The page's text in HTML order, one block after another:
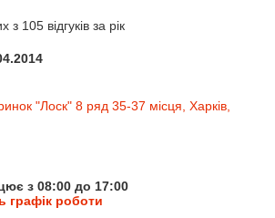
з 105 відгуків за рік
"Лоск" 8 ряд 35-37 місця, Харків,
з 08:00 до 17:00
графік роботи